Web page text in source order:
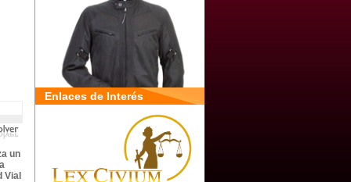
un
Vial
Enlaces de Interés